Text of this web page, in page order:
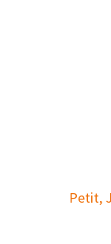
Petit,